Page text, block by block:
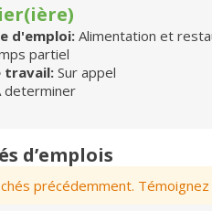
d'emploi: Alimentation et
partiel
travail:Sur appel
determiner
d’emplois
précédemment.